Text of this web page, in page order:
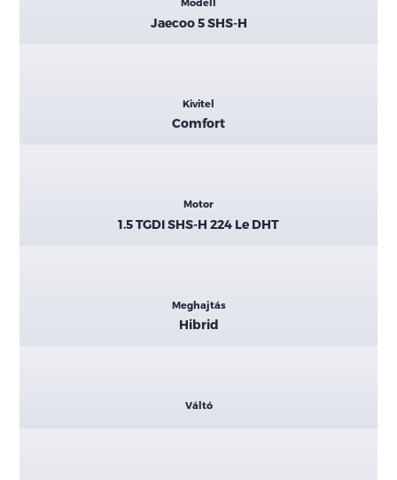
Modell
Jaecoo 5 SHS-H
Kivitel
Comfort
Motor
1.5 TGDI SHS-H 224 Le DHT
Meghajtás
Hibrid
Váltó